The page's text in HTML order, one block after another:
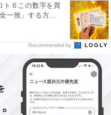
ト６この数字を買
一致」する方...
Recommended by